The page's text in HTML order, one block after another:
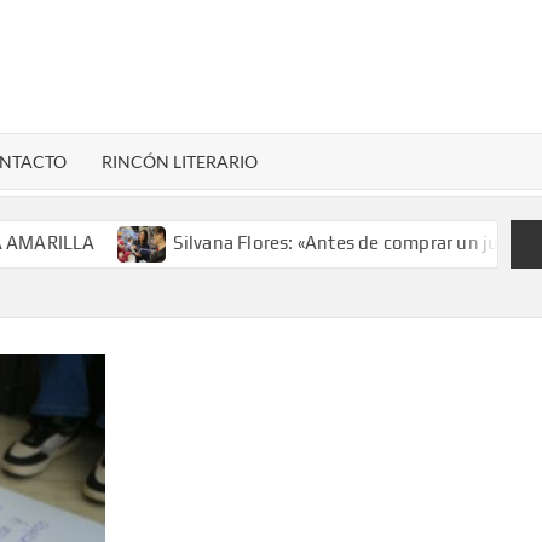
RINCÓN LITERARIO
Silvana Flores: «Antes de comprar un juguete,